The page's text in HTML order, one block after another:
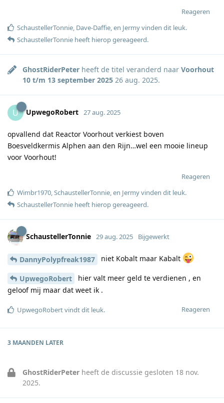
Reageren
SchaustellerTonnie, Dave-Daffie, en Jermyvinden dit leuk.
SchaustellerTonnie heeft hierop gereageerd.
GhostRiderPeter heeft de titel veranderd naar Voorhout
10 t/m 13 september 2025 26 aug. 2025.
U UpwegoRobert 27 aug. 2025
opvallend dat Reactor Voorhout verkiest boven
Boesveldkermis Alphen aan den Rijn…wel een mooie lineup
voor Voorhout!
Reageren
Wimbr1970,SchaustellerTonnie, en Jermyvinden dit leuk.
SchaustellerTonnie heeft hierop gereageerd.
SchaustellerTonnie 29 aug. 2025 Bijgewerkt
DannyPolypfreak1987 niet Kobalt maar Kabalt
UpwegoRobert
hier valt meer geld te verdienen , en
geloof mij maar dat weet ik .
Reageren
UpwegoRobertvindt dit leuk.
3 MAANDEN LATER
GhostRiderPeter heeft de discussie gesloten 18 nov.
2025.